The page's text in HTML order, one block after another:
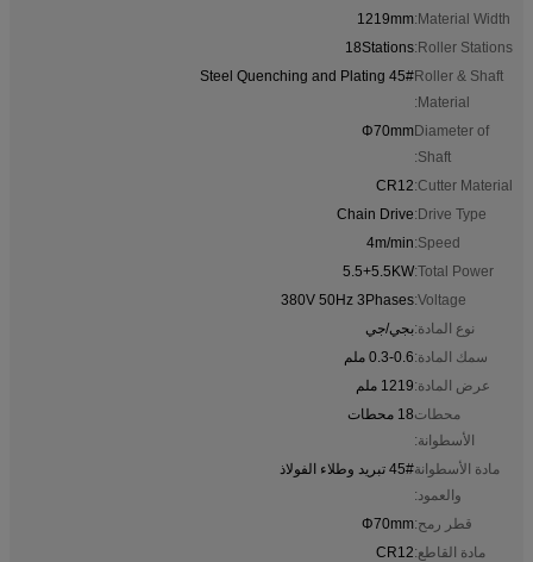
Material Width:
1219mm
Roller Stations:
18Stations
Roller & Shaft
Material:
45# Steel Quenching and Plating
Diameter of
Shaft:
Φ70mm
Cutter Material:
CR12
Drive Type:
Chain Drive
Speed:
4m/min
Total Power:
5.5+5.5KW
Voltage:
380V 50Hz 3Phases
نوع المادة:بجي/جي
سمك المادة:0.3-0.6 ملم
عرض المادة:1219 ملم
محطات
الأسطوانة:
18 محطات
مادة الأسطوانة
والعمود:
45# تبريد وطلاء الفولاذ
قطر رمح:Φ70mm
مادة القاطع:CR12